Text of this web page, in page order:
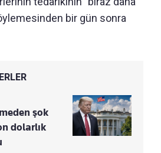
bir gün sonra
şok
dolarlık